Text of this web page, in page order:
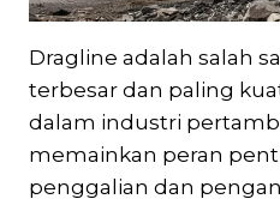
Dragline adalah salah
terbesar dan paling
dalam industri
memainkan peran
penggalian dan